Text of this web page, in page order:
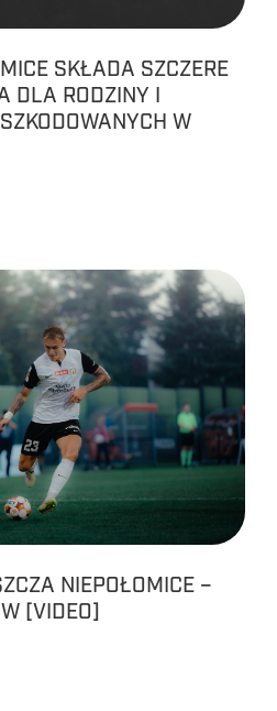
SKŁADA SZCZERE
DLA RODZINY I
W
NIEPOŁOMICE –
[VIDEO]